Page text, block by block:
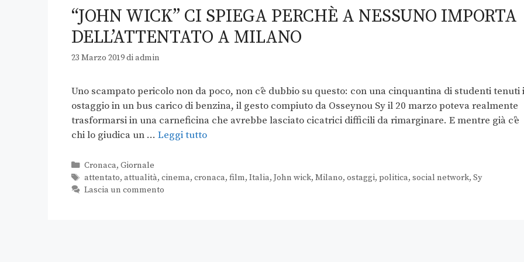
“JOHN WICK” CI SPIEGA PERCHÈ A NESSUNO IMPORTA
DELL’ATTENTATO A MILANO
23 Marzo 2019diadmin
Uno scampato pericolo non da poco, non c’è dubbio su questo: con una cinquantina di studenti tenuti
ostaggio in un bus carico di benzina, il gesto compiuto da Osseynou Sy il 20 marzo poteva realmente
trasformarsi in una carneficina che avrebbe lasciato cicatrici difficili da rimarginare. E mentre già c’è
chi lo giudica un … Leggi tutto
Cronaca, Giornale
attentato, attualità, cinema, cronaca, film, Italia, John wick, Milano, ostaggi, politica, social network, Sy
Lascia un commento